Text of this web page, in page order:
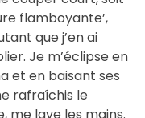
flamboyante’,
que j’en ai
Je m’éclipse en
et en baisant ses
rafraîchis le